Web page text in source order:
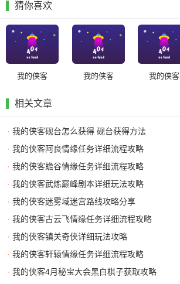
猜你喜欢
我的侠客 我的侠客 我的侠客
相关文章
· 我的侠客砚台怎么获得 砚台获得方法
· 我的侠客阿良情缘任务详细流程攻略
· 我的侠客蟾谷情缘任务详细流程攻略
· 我的侠客武炼巅峰剧本详细玩法攻略
· 我的侠客迷雾域迷宫路线攻略分享
· 我的侠客古云飞情缘任务详细流程攻略
· 我的侠客镇关奇侠详细玩法攻略
· 我的侠客轩辕情缘任务详细流程攻略
· 我的侠客4月秘宝大会黑白棋子获取攻略